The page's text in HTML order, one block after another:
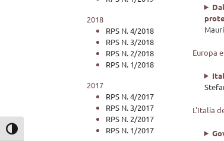
Attiva/disattiva alto contrasto
2018
RPS N. 4/2018
RPS N. 3/2018
RPS N. 2/2018
RPS N. 1/2018
2017
RPS N. 4/2017
RPS N. 3/2017
RPS N. 2/2017
RPS N. 1/2017
Europa
L'Italia